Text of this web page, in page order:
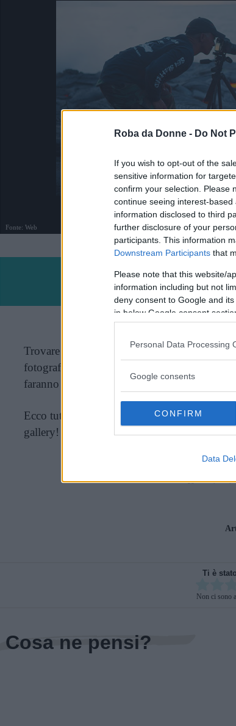
Roba da Donne - Do Not
If you wish to opt-out of the
sensitive information for
confirm your selection. Please
continue seeing interest-
information disclosed to third
further disclosure of your
participants. This information
Downstream Participants that
Please note that this website/
information including but not
deny consent to Google and
in below Google consent
Personal Data Processing
Google consents
CONFIRM
Data
Fonte: Web
DI 30
Trovare la giusta angolazione per unfotonon
fotografi non importa – quando si tratta di
faranno tutto il necessario.
Ecco tutte le pose più strane e assurde
gallery!
Continua a leggere dopo la
Ti è
Non ci sono
Cosa ne pensi?